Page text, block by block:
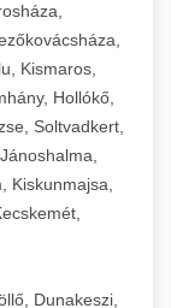
Kismaros,
Hollókő,
Soltvadkert,
Kiskunmajsa,
Dunakeszi,